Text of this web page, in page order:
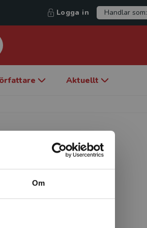
Om
Logga in Handlar som:
Aktuellt